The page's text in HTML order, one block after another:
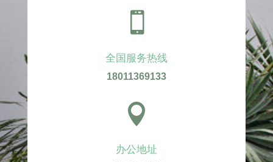

全国服务热线
18011369133

办公地址